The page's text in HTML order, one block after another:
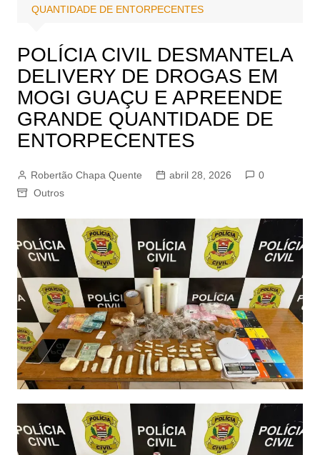
QUANTIDADE DE ENTORPECENTES
POLÍCIA CIVIL DESMANTELA
DELIVERY DE DROGAS EM
MOGI GUAÇU E APREENDE
GRANDE QUANTIDADE DE
ENTORPECENTES
Robertão Chapa Quente abril 28, 2026
0
Outros